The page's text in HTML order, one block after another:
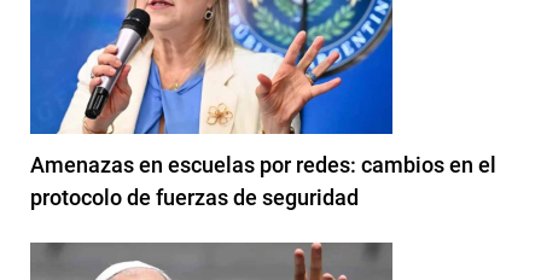
Amenazas en escuelas por redes: cambios en el
protocolo de fuerzas de seguridad